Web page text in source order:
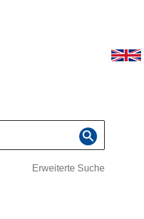
Erweiterte Suche